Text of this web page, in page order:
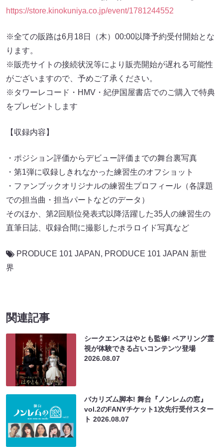
https://store.kinokuniya.co.jp/event/1781244552
※全ての販路は6月18日（木）00:00以降予約受付開始とな
ります。
※販売サイトの接続状況等により販売開始が遅れる可能性
がございますので、予めご了承ください。
※タワーレコード・HMV・紀伊国屋書店でのご購入で特典
をプレゼントします
【収録内容】
・ポジション評価からデビュー評価までの舞台裏写真
・第1弾に収録しきれなかった練習生のオフショット
・ファンブックオリジナルの練習生プロフィール（各課題
での担当曲・担当パートなどのデータ）
そのほか、第2回順位発表式以降活躍した35人の練習生の
直筆日誌、収録合間に撮影したポラロイド写真など
PRODUCE 101 JAPAN , PRODUCE 101 JAPAN 新世
界
関連記事
シークエンスはやとも監修! ペアリング霊
視が体験できる占いコンテンツ登場
2026.08.07
バカリズム脚本! 舞台『ノンレムの窓』
vol.2のFANYチケット1次先行受付スター
ト2026.08.07